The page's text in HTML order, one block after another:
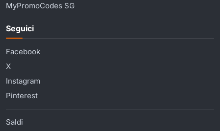
MyPromoCodes SG
Seguici
Facebook
X
Instagram
Pinterest
Saldi